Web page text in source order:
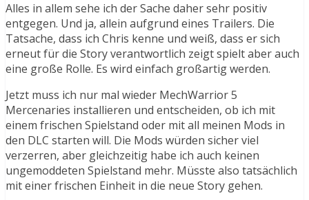
Alles in allem sehe ich der Sache daher sehr positiv
entgegen. Und ja, allein aufgrund eines Trailers. Die
Tatsache, dass ich Chris kenne und weiß, dass er sich
erneut für die Story verantwortlich zeigt spielt aber auch
eine große Rolle. Es wird einfach großartig werden.
Jetzt muss ich nur mal wieder MechWarrior 5
Mercenaries installieren und entscheiden, ob ich mit
einem frischen Spielstand oder mit all meinen Mods in
den DLC starten will. Die Mods würden sicher viel
verzerren, aber gleichzeitig habe ich auch keinen
ungemoddeten Spielstand mehr. Müsste also tatsächlich
mit einer frischen Einheit in die neue Story gehen.